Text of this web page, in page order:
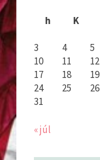
h
K
3
4 5
10
11 12
17
18 19
24
25 26
31
« júl